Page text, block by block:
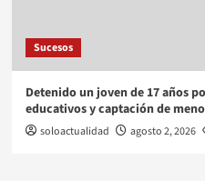
Sucesos
Detenido un joven de 17 años
educativos y captación de
soloactualidad agosto 2, 2026